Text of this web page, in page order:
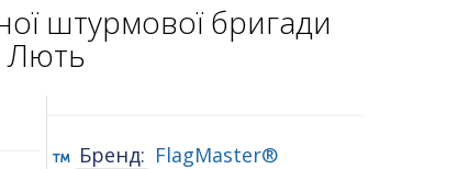
штурмової бригади
Лють
Бренд: FlagMaster®